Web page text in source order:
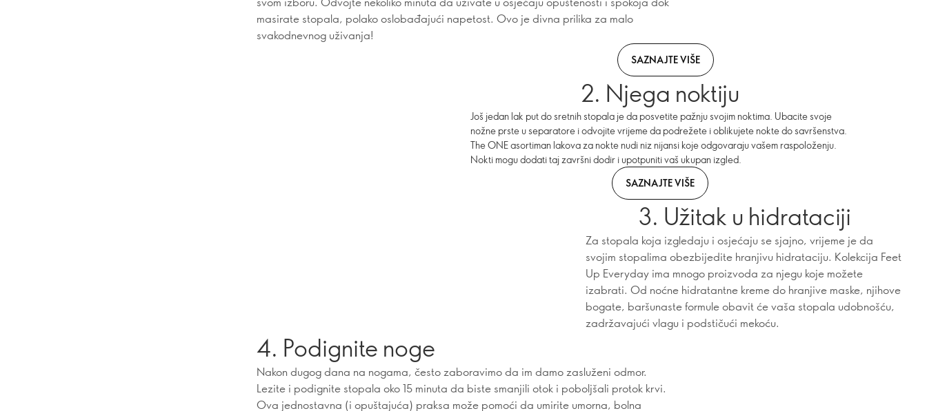
masirate stopala, polako oslobađajući napetost. Ovo je divna prilika za malo
svakodnevnog uživanja!
SAZNAJTE VIŠE
2. Njega noktiju
Još jedan lak put do sretnih stopala je da posvetite pažnju svojim noktima. Ubacite svoje
nožne prste u separatore i odvojite vrijeme da podrežete i oblikujete nokte do savršenstva.
The ONE asortiman lakova za nokte nudi niz nijansi koje odgovaraju vašem raspoloženju.
Nokti mogu dodati taj završni dodir i upotpuniti vaš ukupan izgled.
SAZNAJTE VIŠE
3. Užitak u hidrataciji
Za stopala koja izgledaju i osjećaju se sjajno, vrijeme je da
svojim stopalima obezbijedite hranjivu hidrataciju. Kolekcija Feet
Up Everyday ima mnogo proizvoda za njegu koje možete
izabrati. Od noćne hidratantne kreme do hranjive maske, njihove
bogate, baršunaste formule obavit će vaša stopala udobnošću,
zadržavajući vlagu i podstičući mekoću.
4. Podignite noge
Nakon dugog dana na nogama, često zaboravimo da im damo zasluženi odmor.
Lezite i podignite stopala oko 15 minuta da biste smanjili otok i poboljšali protok krvi.
Ova jednostavna (i opuštajuća) praksa može pomoći da umirite umorna, bolna